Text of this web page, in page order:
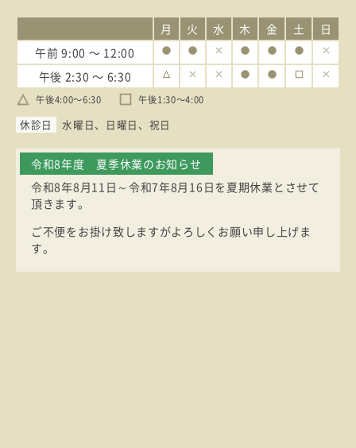
月 火 水 木 金 土
日
午前 9:00 〜 12:00
午後 2:30 〜 6:30
午後4:00〜6:30 午後1:30〜4:00
休診日 水曜日 日曜日 祝日
令和8年度 夏季休業のお知らせ
令和8年8月11日～令和7年8月16日を夏期休業とさせて
頂きます。
ご不便をお掛け致しますがよろしくお願い申し上げま
す。